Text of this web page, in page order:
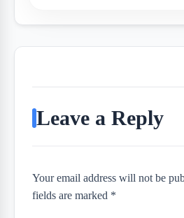
Leave a Reply
Your email address will not be
fields are marked *